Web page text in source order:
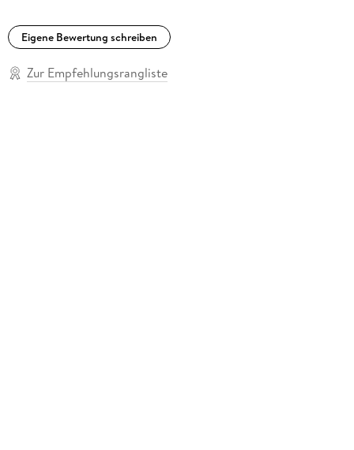
Eigene Bewertung schreiben
Zur Empfehlungsrangliste